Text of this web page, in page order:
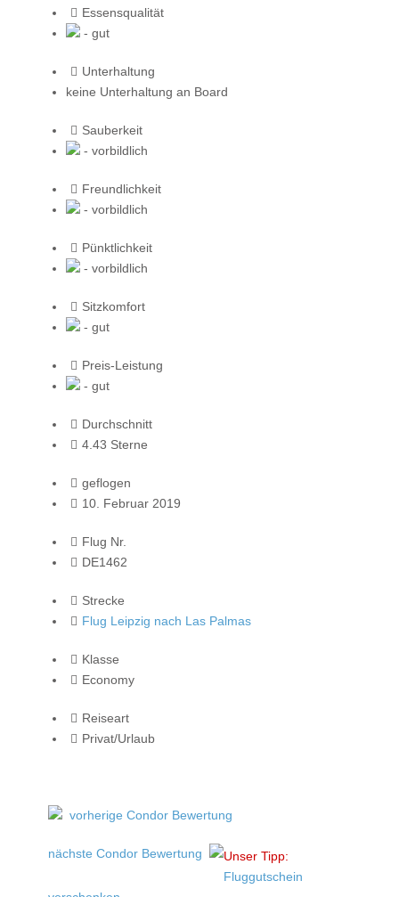
Essensqualität
- gut
Unterhaltung
keine Unterhaltung an Board
Sauberkeit
- vorbildlich
Freundlichkeit
- vorbildlich
Pünktlichkeit
- vorbildlich
Sitzkomfort
- gut
Preis-Leistung
- gut
Durchschnitt
4.43 Sterne
geflogen
10. Februar 2019
Flug Nr.
DE1462
Strecke
Flug Leipzig nach Las Palmas
Klasse
Economy
Reiseart
Privat/Urlaub
vorherige Condor Bewertung
nächste Condor Bewertung
Unser Tipp:
Fluggutschein